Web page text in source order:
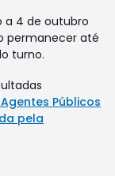
a 4 de outubro
permanecer até
turno.
Públicos
pela